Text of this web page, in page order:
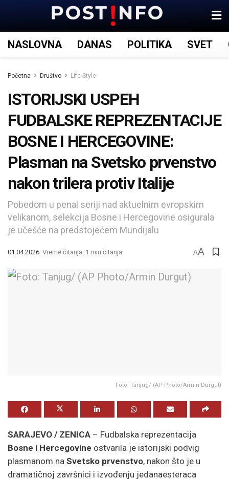
NASLOVNA DANAS POLITIKA SVET
Početna Društvo Life Style
ISTORIJSKI USPEH
FUDBALSKE REPREZENTACIJE
BOSNE I HERCEGOVINE:
Plasman na Svetsko prvenstvo
nakon trilera protiv Italije
Pobedom u penal seriji nad aktuelnim evropskim
velikanom, selekcija Bosne i Hercegovine osigurala
je učešće na predstojećem Mundijalu
01.04.2026 Vreme čitanja: 1 min čitanja AA
Foto: Tanjug/ (AP Photo/Armin Durgut)
SARAJEVO / ZENICA – Fudbalska reprezentacija
Bosne i Hercegovine ostvarila je istorijski podvig
plasmanom na Svetsko prvenstvo, nakon što je u
dramatičnoj završnici i izvođenju jedanaesteraca